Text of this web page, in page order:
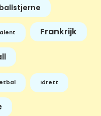
Frankrijk
Idrett